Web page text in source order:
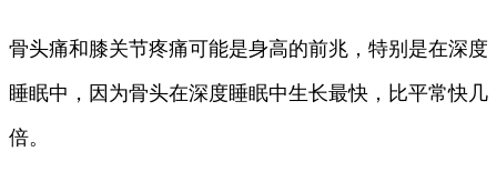
骨头痛和膝关节疼痛可能是身高的前兆，特别是在深度
睡眠中，因为骨头在深度睡眠中生长最快，比平常快几
倍。